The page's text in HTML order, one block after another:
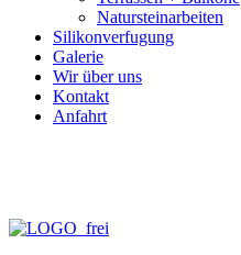
Natursteinarbeiten
Silikonverfugung
Galerie
Wir über uns
Kontakt
Anfahrt